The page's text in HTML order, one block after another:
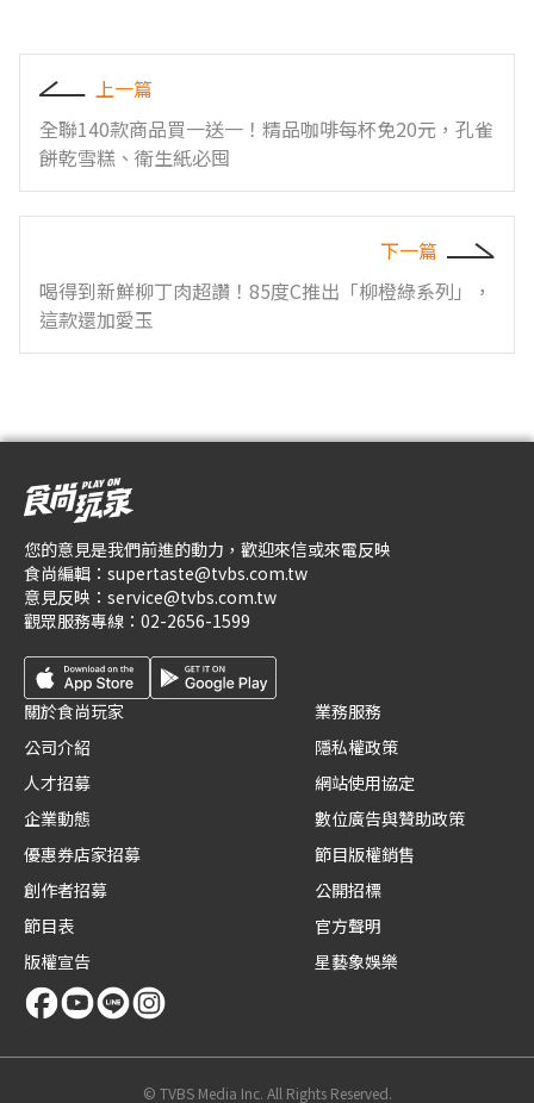
上一篇
全聯140款商品買一送一！精品咖啡每杯免20元，孔雀
餅乾雪糕、衛生紙必囤
下一篇
喝得到新鮮柳丁肉超讚！85度C推出「柳橙綠系列」，
這款還加愛玉
您的意見是我們前進的動力，歡迎來信或來電反映
食尚編輯： supertaste@tvbs.com.tw
意見反映： service@tvbs.com.tw
觀眾服務專線： 02-2656-1599
關於食尚玩家
公司介紹
人才招募
企業動態
優惠券店家招募
創作者招募
節目表
版權宣告
業務服務
隱私權政策
網站使用協定
數位廣告與贊助政策
節目版權銷售
公開招標
官方聲明
星藝象娛樂
© TVBS Media Inc. All Rights Reserved.